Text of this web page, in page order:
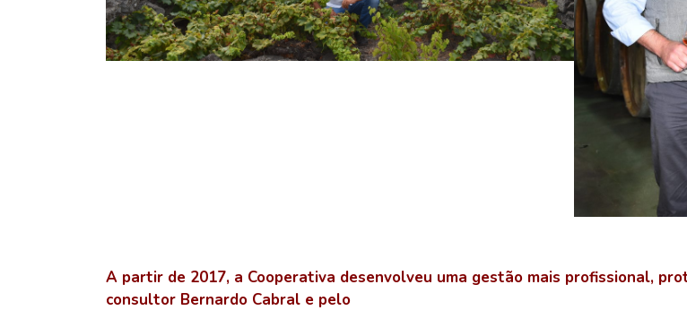
A partir de 2017, a Cooperativa desenvolveu uma gestão mais profissional,
consultor Bernardo Cabral e pelo